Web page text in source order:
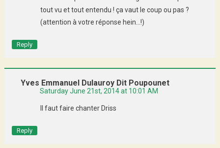
tout vu et tout entendu ! ça vaut le coup ou pas ?
(attention à votre réponse hein…!)
Reply
Yves Emmanuel Dulauroy Dit Poupounet
Saturday June 21st, 2014 at 10:01 AM
Il faut faire chanter Driss
Reply